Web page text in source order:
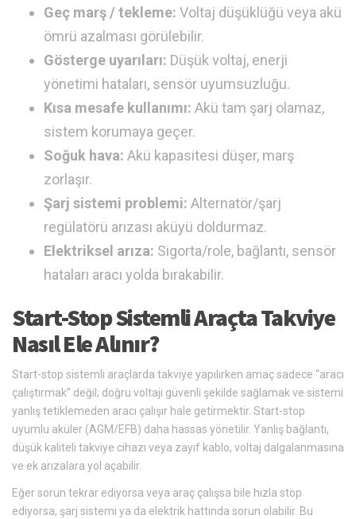
Geç marş / tekleme: Voltaj düşüklüğü veya akü
ömrü azalması görülebilir.
Gösterge uyarıları: Düşük voltaj, enerji
yönetimi hataları, sensör uyumsuzluğu.
Kısa mesafe kullanımı: Akü tam şarj olamaz,
sistem korumaya geçer.
Soğuk hava: Akü kapasitesi düşer, marş
zorlaşır.
Şarj sistemi problemi: Alternatör/şarj
regülatörü arızası aküyü doldurmaz.
Elektriksel arıza: Sigorta/role, bağlantı, sensör
hataları aracı yolda bırakabilir.
Start-Stop Sistemli Araçta Takviye
Nasıl Ele Alınır?
Start-stop sistemli araçlarda takviye yapılırken amaç sadece “aracı
çalıştırmak” değil; doğru voltajı güvenli şekilde sağlamak ve sistemi
yanlış tetiklemeden aracı çalışır hale getirmektir. Start-stop
uyumlu aküler (AGM/EFB) daha hassas yönetilir. Yanlış bağlantı,
düşük kaliteli takviye cihazı veya zayıf kablo, voltaj dalgalanmasına
ve ek arızalara yol açabilir.
Eğer sorun tekrar ediyorsa veya araç çalışsa bile hızla stop
ediyorsa, şarj sistemi ya da elektrik hattında sorun olabilir. Bu